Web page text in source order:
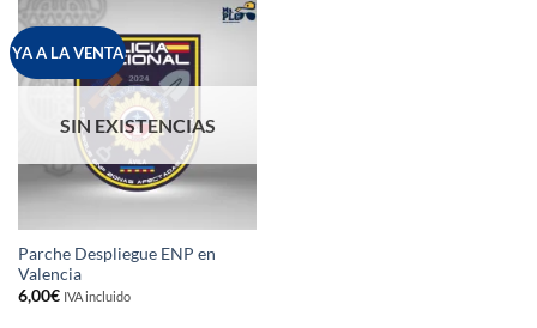
YA A LA VENTA
SIN EXISTENCIAS
Parche Despliegue ENP en
Valencia
6,00€ IVA incluido